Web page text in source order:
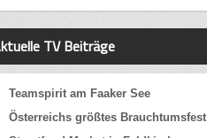
TV Beiträge
Teamspirit am Faaker See
Österreichs größtes Brauchtumsfest